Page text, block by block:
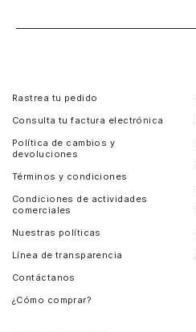
Rastrea tu pedido
Consulta tu factura electrónica
Política de cambios y
devoluciones
Términos y condiciones
Condiciones de actividades
comerciales
Nuestras políticas
Línea de transparencia
Contáctanos
¿Cómo comprar?